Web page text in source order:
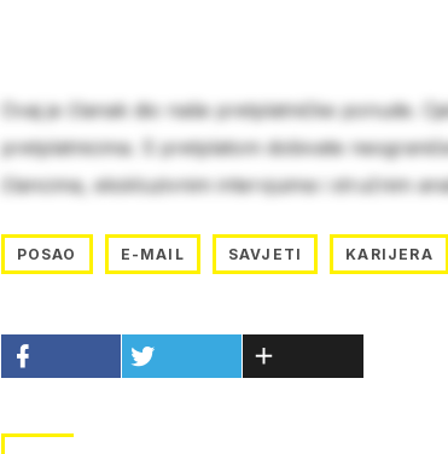
Ovaj je članak dio naše pretplatničke ponude.
pretplatnicima. S pretplatom dobivate
člancima, ekskluzivnim intervjuima i stručnim
POSAO E-MAIL SAVJETI KARIJERA